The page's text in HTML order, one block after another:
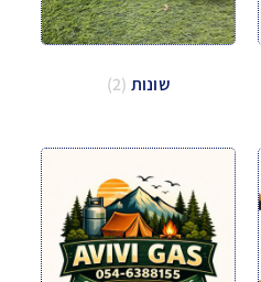
שונות (2)